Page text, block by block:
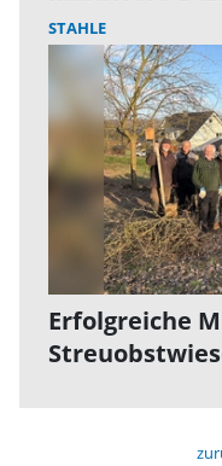
STAHLE
Erfolgreiche